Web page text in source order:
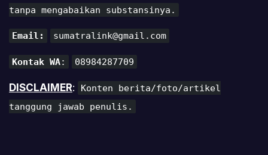
tanpa mengabaikan substansinya.
Email: sumatralink@gmail.com
Kontak WA: 08984287709
DISCLAIMER:
Konten berita/foto/artikel
tanggung jawab penulis.